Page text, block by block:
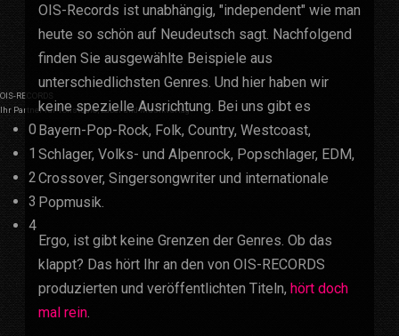
OIS-RECORDS
Ihr Partner für Tonstudio, Label und Musikverlag
0
1
2
3
4
OIS-Records ist unabhängig, "independent" wie man
heute so schön auf Neudeutsch sagt. Nachfolgend
finden Sie ausgewählte Beispiele aus
unterschiedlichsten Genres. Und hier haben wir
keine spezielle Ausrichtung. Bei uns gibt es
Bayern-Pop-Rock, Folk, Country, Westcoast,
Schlager, Volks- und Alpenrock, Popschlager, EDM,
Crossover, Singersongwriter und internationale
Popmusik.
Ergo, ist gibt keine Grenzen der Genres. Ob das
klappt? Das hört Ihr an den von OIS-RECORDS
produzierten und veröffentlichten Titeln, hört doch
mal rein.